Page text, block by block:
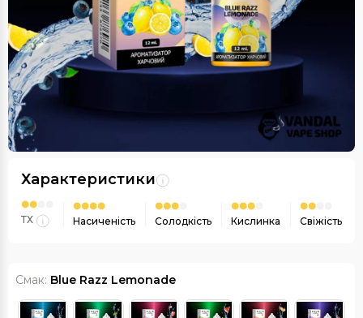
Характеристики
ТХ Насиченість Солодкість Кислинка Свіжість
Смак: Blue Razz Lemonade